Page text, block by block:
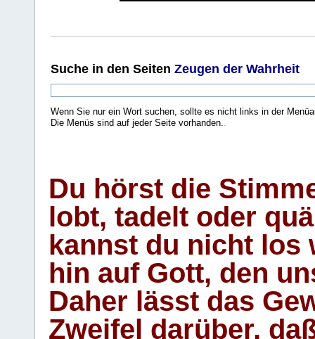
Suche in den Seiten Zeugen der Wahrheit
Wenn Sie nur ein Wort suchen, sollte es nicht links in der
Die Menüs sind auf jeder Seite vorhanden.
Du hörst die
lobt, tadelt oder
kannst du nicht los
hin auf Gott, den
Daher lässt das
Zweifel darüber,